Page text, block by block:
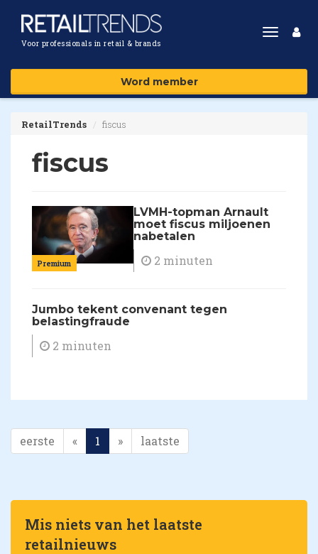
Voor professionals in retail & brands
Toggle
Word member
RetailTrends fiscus
fiscus
Premium
LVMH-topman Arnault
moet fiscus miljoenen
nabetalen
2 minuten
Jumbo tekent convenant tegen
belastingfraude
2 minuten
eerste « 1 » laatste
Mis niets van het laatste
retailnieuws